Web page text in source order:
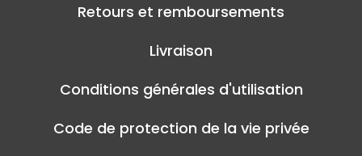
Retours et remboursements
Livraison
Conditions générales d'utilisation
Code de protection de la vie privée